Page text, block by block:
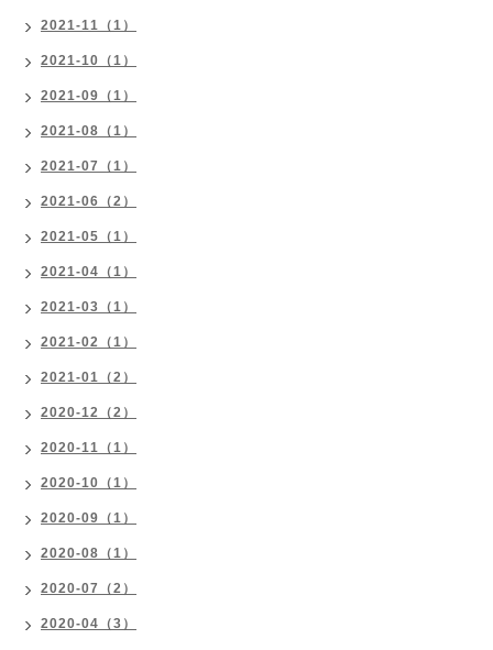
2021-11（1）
2021-10（1）
2021-09（1）
2021-08（1）
2021-07（1）
2021-06（2）
2021-05（1）
2021-04（1）
2021-03（1）
2021-02（1）
2021-01（2）
2020-12（2）
2020-11（1）
2020-10（1）
2020-09（1）
2020-08（1）
2020-07（2）
2020-04（3）